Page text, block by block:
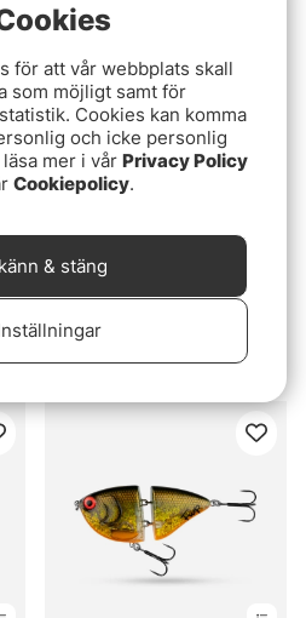
stjärnorBetyg:
45 kr
för att vår webbplats skall
som möjligt samt för
Cookies kan komma
och icke personlig
mer i vår Privacy Policy
Cookiepolicy.
& stäng